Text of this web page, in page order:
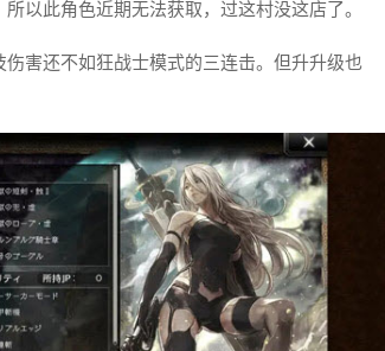
以此角色近期无法获取，过这村没这店了。
害还不如狂战士模式的三连击。但升升级也